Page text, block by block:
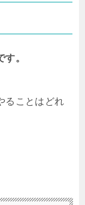
。
ることはどれ